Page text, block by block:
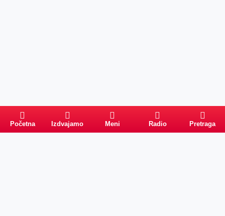
Početna Izdvajamo Meni Radio Pretraga